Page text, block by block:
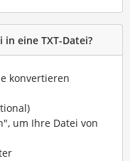
eine TXT-Datei?
konvertieren
um Ihre Datei von